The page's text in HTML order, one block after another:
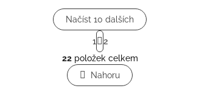
O
v
l
á
Načíst 10 dalších
S
t
r
á
n
k
1
2
22položek celkem
Nahoru